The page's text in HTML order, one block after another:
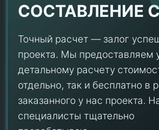
СОСТАВЛЕНИЕ
Точный расчет — залог
проекта. Мы предоставляем
детальному расчету
отдельно, так и бесплатно в
заказанного у нас проекта.
специалисты тщательно